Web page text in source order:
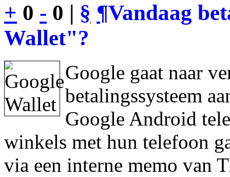
+ 0 - 0 | § ¶Vandaag
Wallet"?
Google gaat naar
betalingssysteem
Google Android
winkels met hun telefoon
via een interne memo van